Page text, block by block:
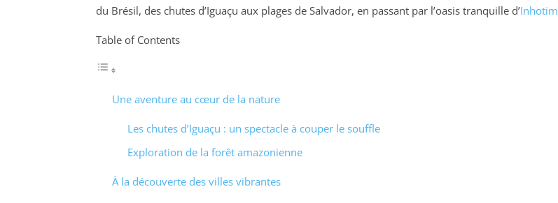
du Brésil, des chutes d’Iguaçu aux plages de Salvador, en passant par l’oasis tranquille d’Inhotim
Table of Contents
Une aventure au cœur de la nature
Les chutes d’Iguaçu : un spectacle à couper le souffle
Exploration de la forêt amazonienne
À la découverte des villes vibrantes